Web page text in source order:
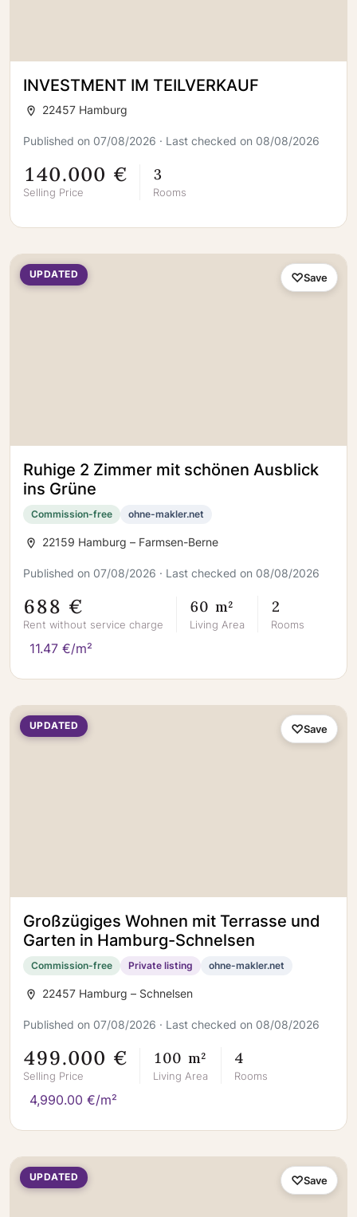
INVESTMENT IM TEILVERKAUF
22457 Hamburg
Published on 07/08/2026 · Last checked on 08/08/2026
140.000 €
Selling Price
3
Rooms
UPDATED
Ruhige 2 Zimmer mit schönen Ausblick
ins Grüne
Commission-free ohne-makler.net
22159 Hamburg – Farmsen-Berne
Published on 07/08/2026 · Last checked on 08/08/2026
688 €
Rent without service charge
60 m²
Living Area
2
Rooms
11.47 €/m²
Save
UPDATED
Großzügiges Wohnen mit Terrasse und
Garten in Hamburg-Schnelsen
Commission-free Private listing ohne-makler.net
22457 Hamburg – Schnelsen
Published on 07/08/2026 · Last checked on 08/08/2026
499.000 €
Selling Price
100 m²
Living Area
4
Rooms
4,990.00 €/m²
Save
UPDATED Save